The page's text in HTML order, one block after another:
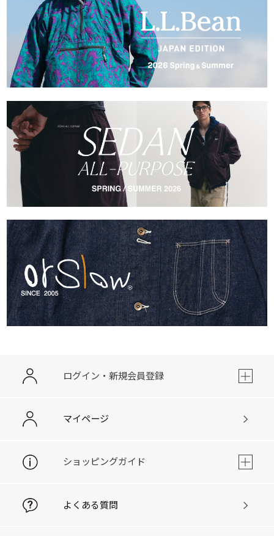
ログイン・新規会員登録
マイページ
ショッピングガイド
よくある質問